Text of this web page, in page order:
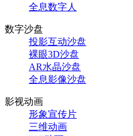
全息数字人
数字沙盘
投影互动沙盘
裸眼3D沙盘
AR水晶沙盘
全息影像沙盘
影视动画
形象宣传片
三维动画